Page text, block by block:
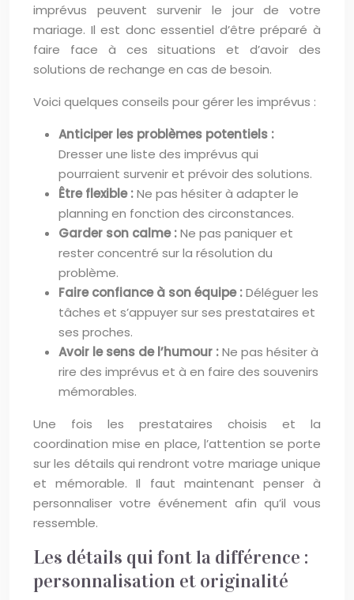
imprévus peuvent survenir le jour de votre
mariage. Il est donc essentiel d’être préparé à
faire face à ces situations et d’avoir des
solutions de rechange en cas de besoin.
Voici quelques conseils pour gérer les imprévus :
Anticiper les problèmes potentiels :
Dresser une liste des imprévus qui
pourraient survenir et prévoir des solutions.
Être flexible :Ne pas hésiter à adapter le
planning en fonction des circonstances.
Garder son calme :Ne pas paniquer et
rester concentré sur la résolution du
problème.
Faire confiance à son équipe :Déléguer les
tâches et s’appuyer sur ses prestataires et
ses proches.
Avoir le sens de l’humour :Ne pas hésiter à
rire des imprévus et à en faire des souvenirs
mémorables.
Une fois les prestataires choisis et la
coordination mise en place, l’attention se porte
sur les détails qui rendront votre mariage unique
et mémorable. Il faut maintenant penser à
personnaliser votre événement afin qu’il vous
ressemble.
Les détails qui font la différence :
personnalisation et originalité